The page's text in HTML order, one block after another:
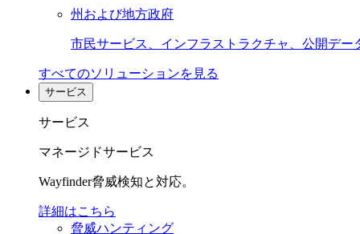
州および地方政府
市民サービス、インフラストラクチャ、公開デー
すべてのソリューションを見る
サービス
サービス
マネージドサービス
Wayfinder脅威検知と対応。
詳細はこちら
脅威ハンティング